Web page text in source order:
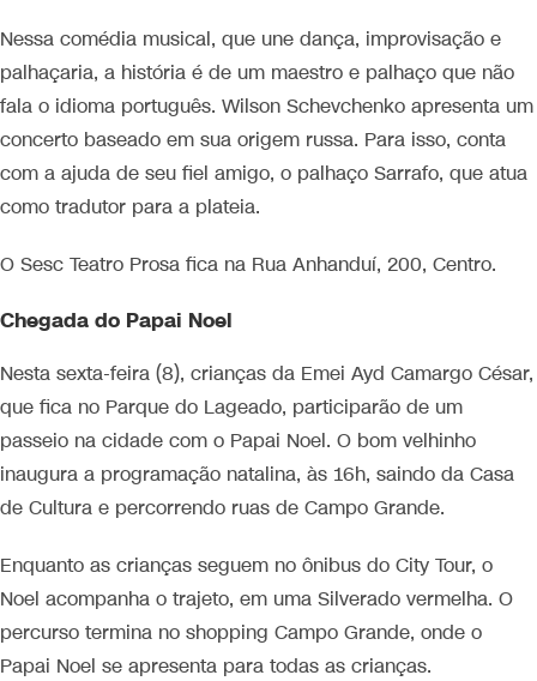
Nessa comédia musical, que une dança, improvisação e
palhaçaria, a história é de um maestro e palhaço que não
fala o idioma português. Wilson Schevchenko apresenta um
concerto baseado em sua origem russa. Para isso, conta
com a ajuda de seu fiel amigo, o palhaço Sarrafo, que atua
como tradutor para a plateia.
O Sesc Teatro Prosa fica na Rua Anhanduí, 200, Centro.
Chegada do Papai Noel
Nesta sexta-feira (8), crianças da Emei Ayd Camargo César,
que fica no Parque do Lageado, participarão de um
passeio na cidade com o Papai Noel. O bom velhinho
inaugura a programação natalina, às 16h, saindo da Casa
de Cultura e percorrendo ruas de Campo Grande.
Enquanto as crianças seguem no ônibus do City Tour, o
Noel acompanha o trajeto, em uma Silverado vermelha. O
percurso termina no shopping Campo Grande, onde o
Papai Noel se apresenta para todas as crianças.